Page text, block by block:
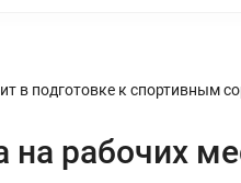
в подготовке к спортивным
на рабочих